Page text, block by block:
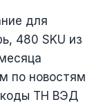
для
480 SKU из
по новостям
коды ТН ВЭД